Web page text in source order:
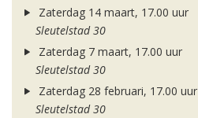
Zaterdag 14 maart, 17.00 uur
Sleutelstad 30
Zaterdag 7 maart, 17.00 uur
Sleutelstad 30
Zaterdag 28 februari, 17.00 uur
Sleutelstad 30